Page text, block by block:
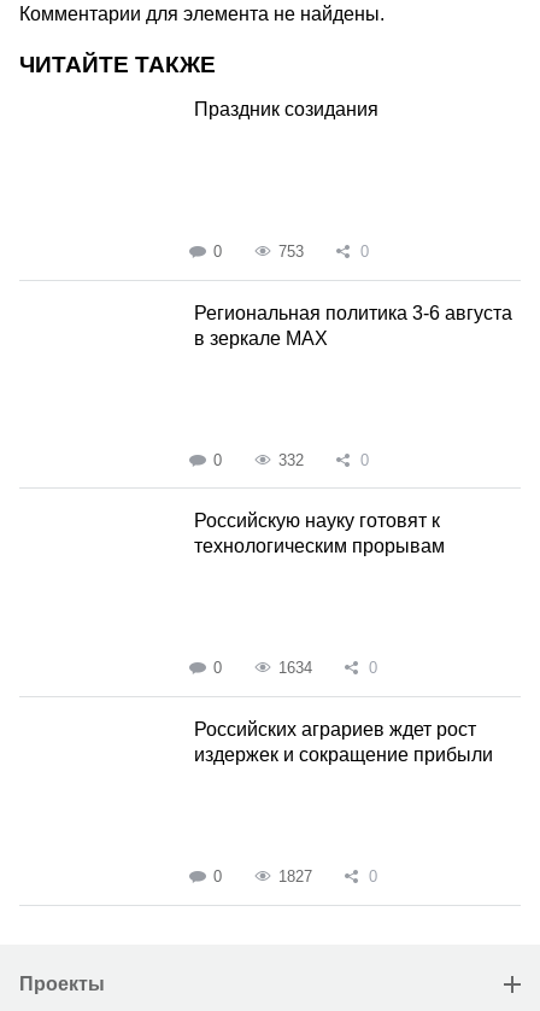
Комментарии для элемента не найдены.
ЧИТАЙТЕ ТАКЖЕ
Праздник созидания
0 753 0
Региональная политика 3-6 августа
в зеркале MAX
0 332 0
Российскую науку готовят к
технологическим прорывам
0 1634 0
Российских аграриев ждет рост
издержек и сокращение прибыли
0 1827 0
Проекты